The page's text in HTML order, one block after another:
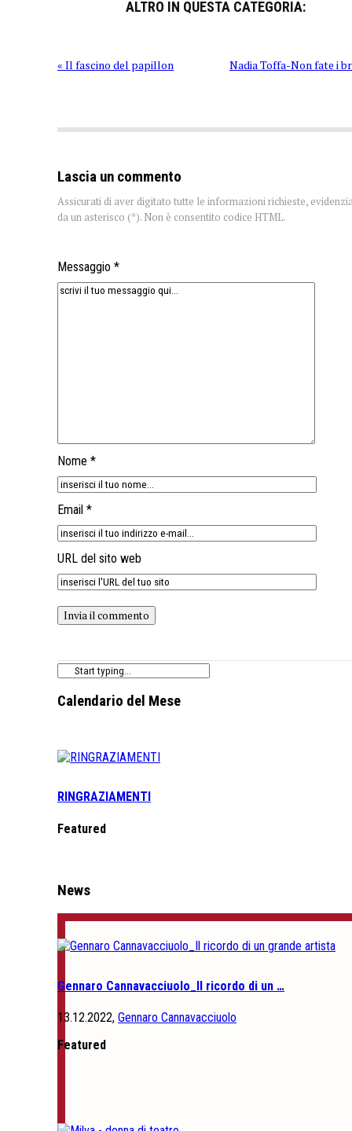
ALTRO IN QUESTA CATEGORIA:
« Il fascino del papillon Nadia Toffa-Non fate i
Lascia un commento
Assicurati di aver digitato tutte le informazioni richieste,
da un asterisco (*). Non è consentito codice HTML.
Messaggio *
Nome *
Email *
URL del sito web
Calendario del Mese
RINGRAZIAMENTI
Featured
News
Gennaro Cannavacciuolo_Il ricordo di un …
13.12.2022, Gennaro Cannavacciuolo
Featured